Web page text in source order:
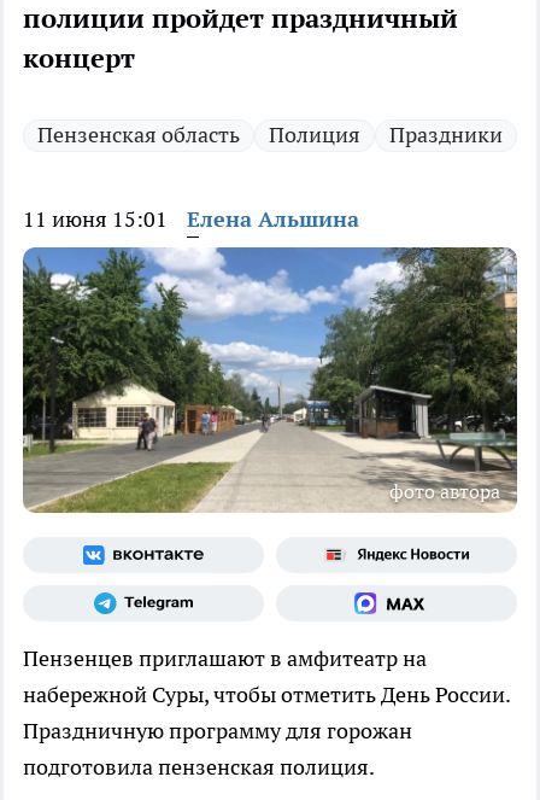
полиции пройдет праздничный
концерт
Пензенская область Полиция Праздники
11 июня 15:01 Елена Альшина
фото автора
Пензенцев приглашают в амфитеатр на
набережной Суры, чтобы отметить День России.
Праздничную программу для горожан
подготовила пензенская полиция.